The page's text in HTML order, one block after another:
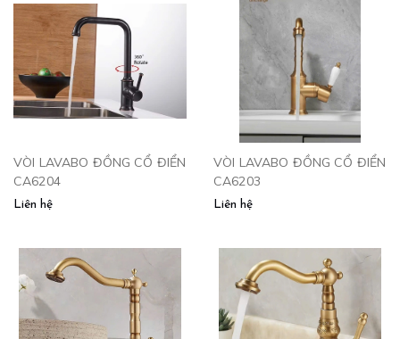
VÒI LAVABO ĐỒNG CỔ ĐIỂN
CA6204
Liên hệ
VÒI LAVABO ĐỒNG CỔ ĐIỂN
CA6203
Liên hệ